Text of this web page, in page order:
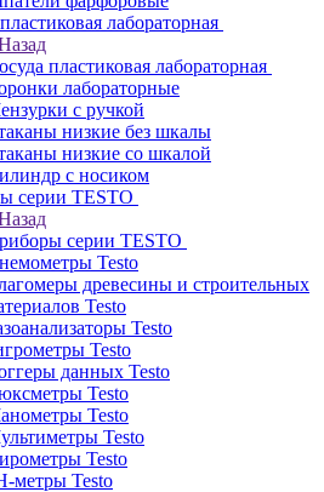
лабораторная
пластиковая лабораторная
лабораторные
с ручкой
низкие без шкалы
низкие со шкалой
с носиком
серии TESTO
серии TESTO
Testo
древесины и строительных
Testo
Testo
Testo
данных Testo
Testo
Testo
Testo
Testo
метры Testo